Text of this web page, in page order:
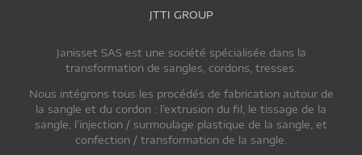
JTTI GROUP
Janisset SAS est une société spécialisée dans la
transformation de sangles, cordons, tresses.
Nous intégrons tous les procédés de fabrication autour de
la sangle et du cordon : l’extrusion du fil, le tissage de la
sangle, l’injection / surmoulage plastique de la sangle, et
confection / transformation de la sangle.